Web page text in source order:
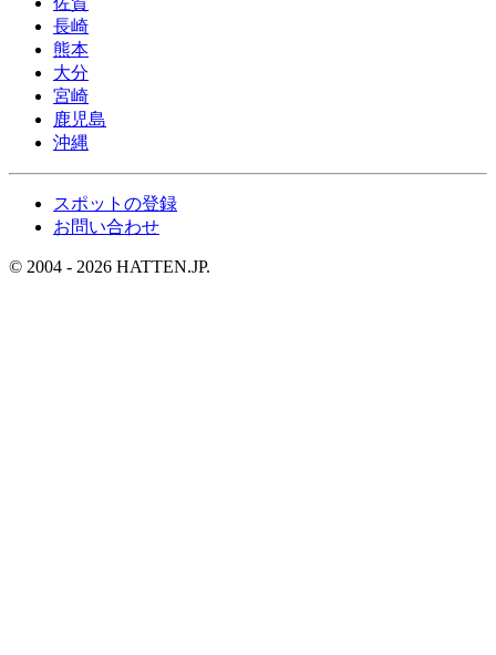
長崎
熊本
大分
宮崎
鹿児島
沖縄
スポットの登録
お問い合わせ
© 2004 - 2026 HATTEN.JP.